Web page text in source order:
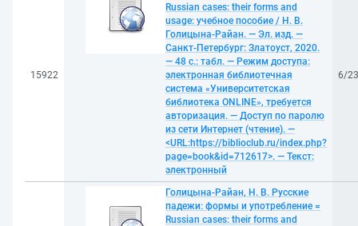
15922
Russian cases: their forms and
usage: учебное пособие / Н. В.
Голицына-Райан. — Эл. изд. —
Санкт-Петербург: Златоуст, 2020.
— 48 с.: табл. — Режим доступа:
электронная библиотечная
система «Университетская
библиотека ONLINE», требуется
авторизация. — Доступ по паролю
из сети Интернет (чтение). —
<URL:https://biblioclub.ru/index.php?
page=book&id=712617>. — Текст:
электронный
6/
Голицына-Райан, Н. В. Русские
падежи: формы и употребление =
Russian cases: their forms and